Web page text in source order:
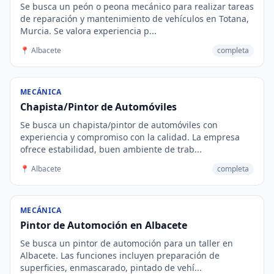
Se busca un peón o peona mecánico para realizar tareas
de reparación y mantenimiento de vehículos en Totana,
Murcia. Se valora experiencia p...
📍 Albacete completa
MECÁNICA
Chapista/Pintor de Automóviles
Se busca un chapista/pintor de automóviles con
experiencia y compromiso con la calidad. La empresa
ofrece estabilidad, buen ambiente de trab...
📍 Albacete completa
MECÁNICA
Pintor de Automoción en Albacete
Se busca un pintor de automoción para un taller en
Albacete. Las funciones incluyen preparación de
superficies, enmascarado, pintado de vehí...